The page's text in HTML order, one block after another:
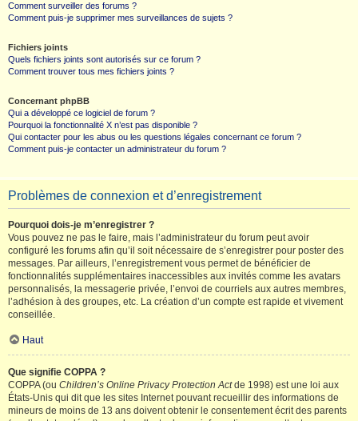
Comment surveiller des forums ?
Comment puis-je supprimer mes surveillances de sujets ?
Fichiers joints
Quels fichiers joints sont autorisés sur ce forum ?
Comment trouver tous mes fichiers joints ?
Concernant phpBB
Qui a développé ce logiciel de forum ?
Pourquoi la fonctionnalité X n’est pas disponible ?
Qui contacter pour les abus ou les questions légales concernant ce forum ?
Comment puis-je contacter un administrateur du forum ?
Problèmes de connexion et d’enregistrement
Pourquoi dois-je m’enregistrer ?
Vous pouvez ne pas le faire, mais l’administrateur du forum peut avoir
configuré les forums afin qu’il soit nécessaire de s’enregistrer pour poster des
messages. Par ailleurs, l’enregistrement vous permet de bénéficier de
fonctionnalités supplémentaires inaccessibles aux invités comme les avatars
personnalisés, la messagerie privée, l’envoi de courriels aux autres membres,
l’adhésion à des groupes, etc. La création d’un compte est rapide et vivement
conseillée.
Haut
Que signifie COPPA ?
COPPA (ou Children’s Online Privacy Protection Actde 1998) est une loi aux
États-Unis qui dit que les sites Internet pouvant recueillir des informations de
mineurs de moins de 13 ans doivent obtenir le consentement écrit des parents